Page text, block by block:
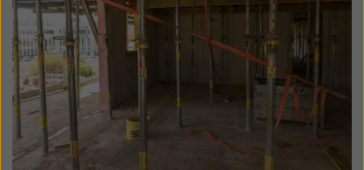
Weitere Informationen zu unseren Cookies finden Sie
in unserer Datenschutzerklärung. Wir bieten Ihnen
auch die Möglichkeit, Ihre Cookies auszuwählen
(Erweiterte Cookie-Einstellungen).